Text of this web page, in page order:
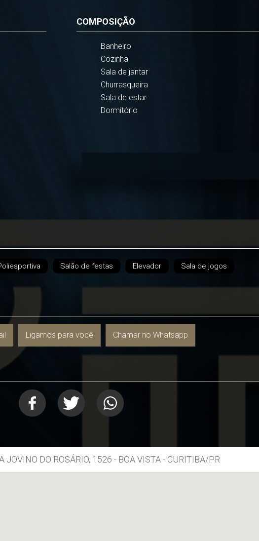
COMPOSIÇÃO
Banheiro
Cozinha
Sala de jantar
Churrasqueira
Sala de estar
Dormitório
Salão de festas Elevador Sala de jogos
Ligamos para você Chamar no Whatsapp
JOVINO DO ROSÁRIO, 1526 - BOA VISTA - CURITIBA/PR